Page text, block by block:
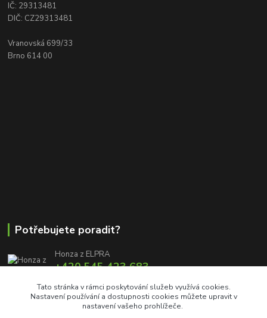
IČ: 29313481
DIČ: CZ29313481
Vranovská 699/33
Brno 614 00
Potřebujete poradit?
Honza z ELPRA
+420 545 423 683
info@elproprofi.cz
Tato stránka v rámci poskytování služeb využívá cookies.
Nastavení používání a dostupnosti cookies můžete upravit v
nastavení vašeho prohlížeče.